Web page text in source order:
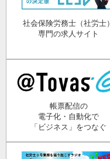
社会保険労務士（社労士）
専門の求人サイト
帳票配信の
電子化・自動化で
「ビジネス」をつなぐ